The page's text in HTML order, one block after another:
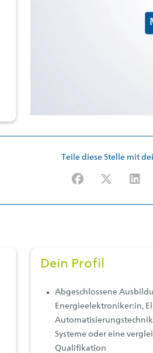
Teile diese Stelle mit
Facebook
X
Dein Profil
Abgeschlossene
Energieelektroniker:in,
Systeme oder eine
Qualifikation